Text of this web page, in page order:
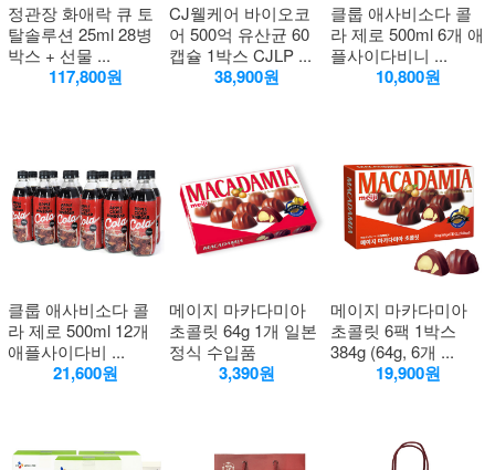
정관장 화애락 큐 토
탈솔루션 25ml 28병
박스 + 선물 ...
117,800원
CJ웰케어 바이오코
어 500억 유산균 60
캡슐 1박스 CJLP ...
38,900원
클룹 애사비소다 콜
라 제로 500ml 6개 애
플사이다비니 ...
10,800원
클룹 애사비소다 콜
라 제로 500ml 12개
애플사이다비 ...
21,600원
메이지 마카다미아
초콜릿 64g 1개 일본
정식 수입품
3,390원
메이지 마카다미아
초콜릿 6팩 1박스
384g (64g, 6개 ...
19,900원